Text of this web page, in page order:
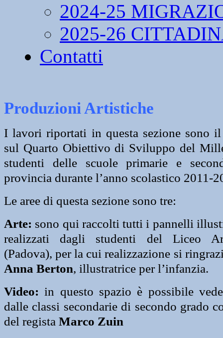
2024-25
2025-26
Contatti
Produzioni Artistiche
I lavori riportati in questa sezione sono
sul Quarto Obiettivo di Sviluppo del
studenti delle scuole primarie e
provincia durante l’anno scolastico 2011-
Le aree di questa sezione sono tre:
Arte: sono qui raccolti tutti i pannelli
realizzati dagli studenti del Liceo
(Padova), per la cui realizzazione si
Anna Berton, illustratrice per l’infanzia.
Video: in questo spazio è possibile
dalle classi secondarie di secondo grado
del regista Marco Zuin